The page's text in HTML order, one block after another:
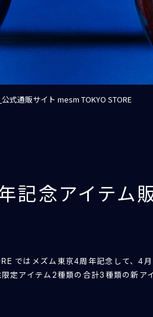
式通販サイト mesm TOKYO STORE
記念アイテム
ではメズム東京4周年記念して、4
定アイテム2種類の合計3種類の新ア